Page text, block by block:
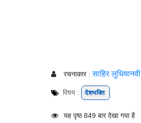
रचनाकार : साहिर लुधियानवी
विषय : देशभक्ति
यह पृष्ठ 849 बार देखा गया है